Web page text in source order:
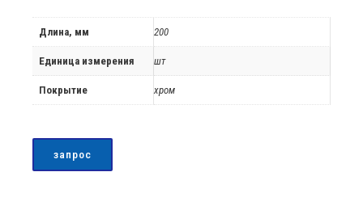
Длина, мм 200
Единица измерения шт
Покрытие хром
запрос